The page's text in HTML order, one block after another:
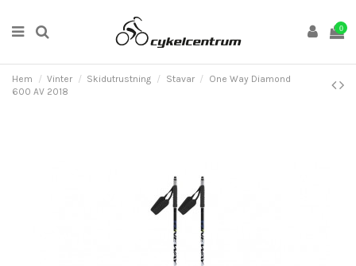
0
Hem Vinter Skidutrustning Stavar
One Way Diamond
600 AV 2018